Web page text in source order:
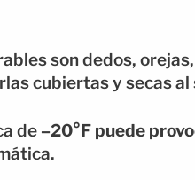
son dedos,
cubiertas y secas al
de –20°F puede